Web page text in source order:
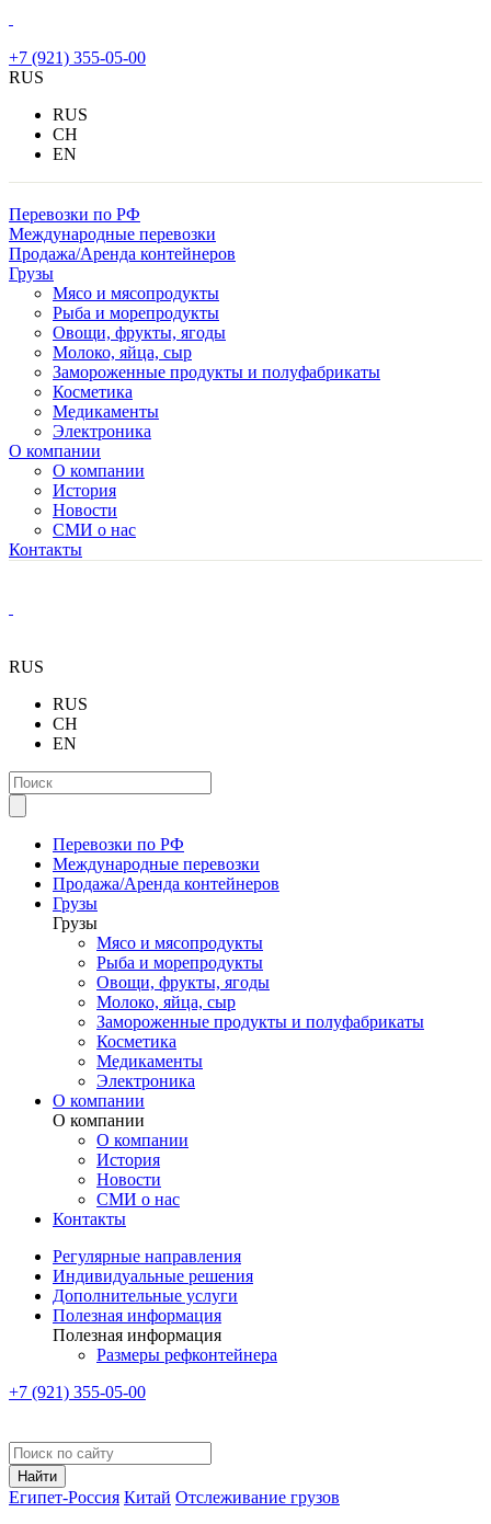
+7 (921) 355-05-00
RUS
RUS
CH
EN
Перевозки по РФ
Международные перевозки
Продажа/Аренда контейнеров
Грузы
Мясо и мясопродукты
Рыба и морепродукты
Овощи, фрукты, ягоды
Молоко, яйца, сыр
Замороженные продукты и полуфабрикаты
Косметика
Медикаменты
Электроника
О компании
О компании
История
Новости
СМИ о нас
Контакты
RUS
RUS
CH
EN
Перевозки по РФ
Международные перевозки
Продажа/Аренда контейнеров
Грузы
Грузы
Мясо и мясопродукты
Рыба и морепродукты
Овощи, фрукты, ягоды
Молоко, яйца, сыр
Замороженные продукты и полуфабрикаты
Косметика
Медикаменты
Электроника
О компании
О компании
О компании
История
Новости
СМИ о нас
Контакты
Регулярные направления
Индивидуальные решения
Дополнительные услуги
Полезная информация
Полезная информация
Размеры рефконтейнера
+7 (921) 355-05-00
Найти
Египет-Россия Китай Отслеживание грузов